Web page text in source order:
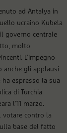
ad Antalya in
ucraino Kubela
governo centrale
molto
L’impegno
anche gli applausi
espresso la sua
di Turchia
l’11 marzo.
votare contro la
base del fatto